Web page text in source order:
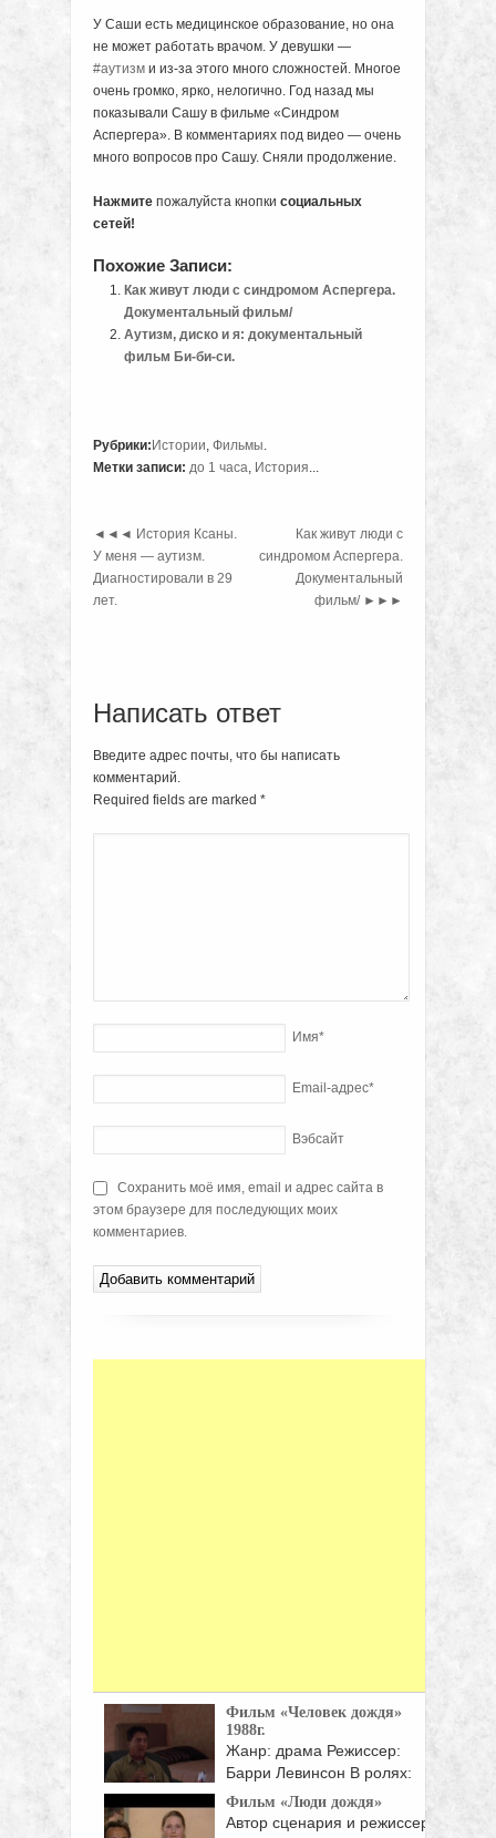
У Саши есть медицинское образование, но она
не может работать врачом. У девушки —
#аутизм и из-за этого много сложностей. Многое
очень громко, ярко, нелогично. Год назад мы
показывали Сашу в фильме «Синдром
Аспергера». В комментариях под видео — очень
много вопросов про Сашу. Сняли продолжение.
Нажмите пожалуйста кнопки социальных
сетей!
Похожие Записи:
Как живут люди с синдромом Аспергера.
Документальный фильм/
Аутизм, диско и я: документальный
фильм Би-би-си.
Рубрики: Истории, Фильмы.
Метки записи: до 1 часа, История...
◄◄◄ История Ксаны.
У меня — аутизм.
Диагностировали в 29
лет.
Как живут люди с
синдромом Аспергера.
Документальный
фильм/ ►►►
Написать ответ
Введите адрес почты, что бы написать
комментарий.
Required fields are marked *
Имя*
Email-адрес*
Вэбсайт
Сохранить моё имя, email и адрес сайта в
этом браузере для последующих моих
комментариев.
Фильм «Человек дождя»
1988г.
Жанр: драма Режиссер:
Барри Левинсон В ролях:
Дастин Хоффман, Том ...
Фильм «Люди дождя»
Автор сценария и режиссер-